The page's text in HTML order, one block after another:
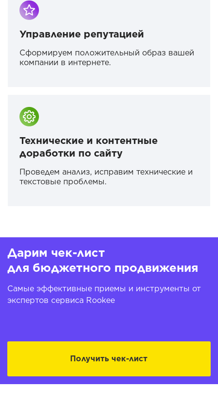
Управление репутацией
Сформируем положительный образ вашей
компании в интернете.
Технические и контентные
доработки по сайту
Проведем анализ, исправим технические и
текстовые проблемы.
Дарим чек-лист
для бюджетного продвижения
Самые эффективные приемы и инструменты от
экспертов сервиса Rookee
Получить чек-лист